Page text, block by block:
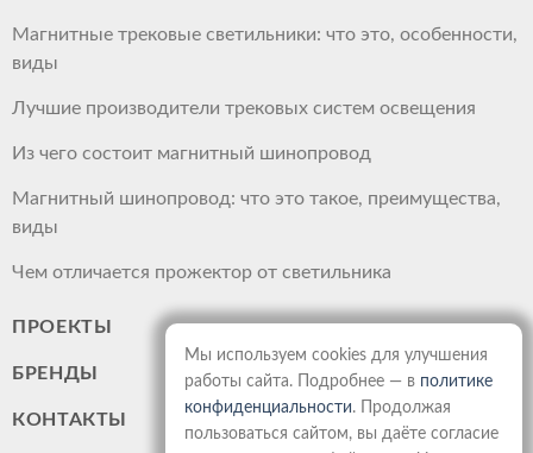
Магнитные трековые светильники: что это, особенности,
виды
Лучшие производители трековых систем освещения
Из чего состоит магнитный шинопровод
Магнитный шинопровод: что это такое, преимущества,
виды
Чем отличается прожектор от светильника
ПРОЕКТЫ
БРЕНДЫ
КОНТАКТЫ
Мы используем cookies для улучшения
работы сайта. Подробнее — в политике
конфиденциальности. Продолжая
пользоваться сайтом, вы даёте согласие